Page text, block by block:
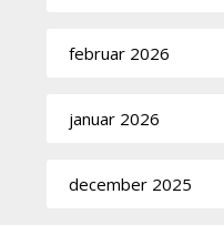
februar 2026
januar 2026
december 2025